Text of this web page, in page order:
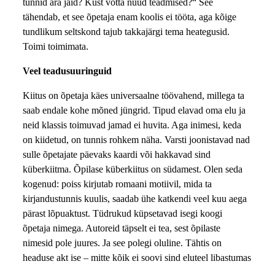
tunnid ära jäid? Kust võtta nüüd teadmised?“ See
tähendab, et see õpetaja enam koolis ei tööta, aga kõige
tundlikum seltskond tajub takkajärgi tema heategusid.
Toimi toimimata.
Veel teadusuuringuid
Kiitus on õpetaja käes universaalne töövahend, millega ta
saab endale kohe mõned jüngrid. Tipud elavad oma elu ja
neid klassis toimuvad jamad ei huvita. Aga inimesi, keda
on kiidetud, on tunnis rohkem näha. Varsti joonistavad nad
sulle õpetajate päevaks kaardi või hakkavad sind
küberkiitma. Õpilase küberkiitus on südamest. Olen seda
kogenud: poiss kirjutab romaani motiivil, mida ta
kirjandustunnis kuulis, saadab ühe katkendi veel kuu aega
pärast lõpuaktust. Tüdrukud küpsetavad isegi koogi
õpetaja nimega. Autoreid täpselt ei tea, sest õpilaste
nimesid pole juures. Ja see polegi oluline. Tähtis on
headuse akt ise – mitte kõik ei soovi sind eluteel libastumas